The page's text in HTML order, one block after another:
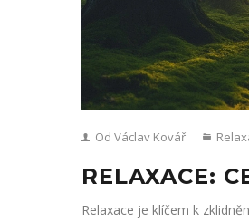
Od Václav Kovář
RELAXACE:
Relaxace je klíčem k